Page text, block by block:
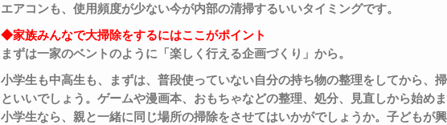
エアコンも、使用頻度が少ない今が内部の清掃するいいタイミングです。
◆家族みんなで大掃除をするにはここがポイント
まずは一家のベントのように「楽しく行える企画づくり」から。
小学生も中高生も、まずは、普段使っていない自分の持ち物の整理をしてから、
といいでしょう。ゲームや漫画本、おもちゃなどの整理、処分、見直しから始めま
小学生なら、親と一緒に同じ場所の掃除をさせてはいかがでしょうか。子どもが